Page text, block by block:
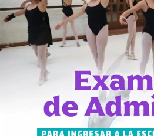
Alejandro Reyes Valdés expresó
con artistas de tan elevado nivel